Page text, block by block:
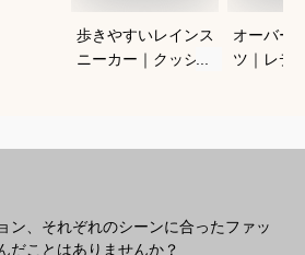
歩きやすいレインス
ニーカー｜クッショ
オーバー
ツ｜レデ
ン、それぞれのシーンに合ったファッ
だことはありませんか？